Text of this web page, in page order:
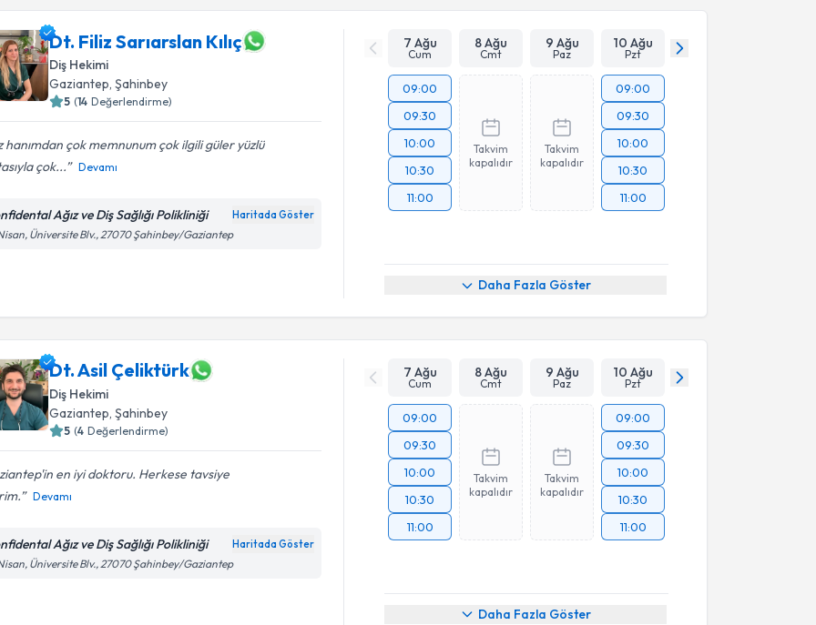
Dt. Filiz Sarıarslan Kılıç
Diş Hekimi
Gaziantep, Şahinbey
5 (14 Değerlendirme)
hanımdan çok memnunum çok ilgili güler yüzlü
çok...
Devamı
Ağız ve Diş Sağlığı Polikliniği Haritada Göster
Üniversite Blv., 27070 Şahinbey/Gaziantep
7 Ağu
Cum
8 Ağu
Cmt
9 Ağu
Paz
10 Ağu
Pzt
09:00
09:30
10:00
10:30
11:00
Takvim
kapalıdır
Takvim
kapalıdır
09:00
09:30
10:00
10:30
11:00
Daha Fazla Göster
Dt. Asil Çeliktürk
Diş Hekimi
Gaziantep , Şahinbey
5 (4 Değerlendirme)
en iyi doktoru. Herkese tavsiye
Devamı
Ağız ve Diş Sağlığı Polikliniği Haritada Göster
Üniversite Blv., 27070 Şahinbey/Gaziantep
7 Ağu
Cum
8 Ağu
Cmt
9 Ağu
Paz
10 Ağu
Pzt
09:00
09:30
10:00
10:30
11:00
Takvim
kapalıdır
Takvim
kapalıdır
09:00
09:30
10:00
10:30
11:00
Daha Fazla Göster